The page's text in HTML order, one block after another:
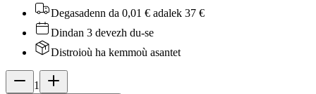
Degasadenn da 0,01 € adalek 37 €
Dindan 3 devezh du-se
Distroioù ha kemmoù asantet
1